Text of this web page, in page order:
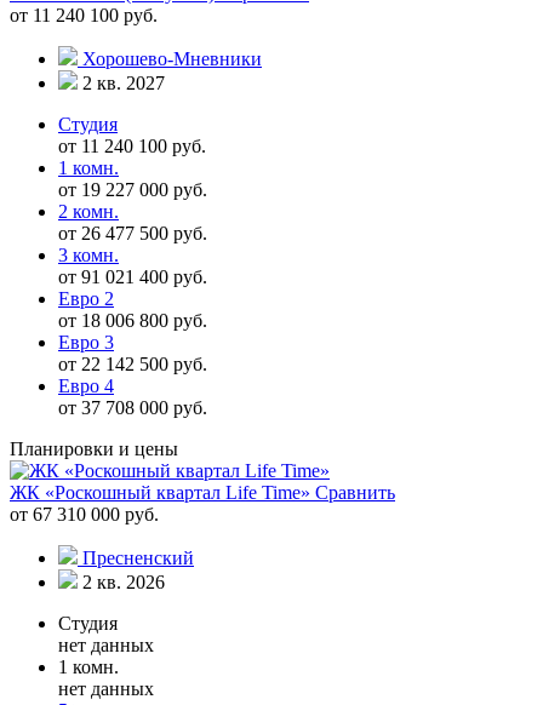
от 11 240 100 руб.
Хорошево-Мневники
2 кв. 2027
Студия
от 11 240 100 руб.
1 комн.
от 19 227 000 руб.
2 комн.
от 26 477 500 руб.
3 комн.
от 91 021 400 руб.
Евро 2
от 18 006 800 руб.
Евро 3
от 22 142 500 руб.
Евро 4
от 37 708 000 руб.
Планировки и цены
ЖК «Роскошный квартал Life Time» Сравнить
от 67 310 000 руб.
Пресненский
2 кв. 2026
Студия
нет данных
1 комн.
нет данных